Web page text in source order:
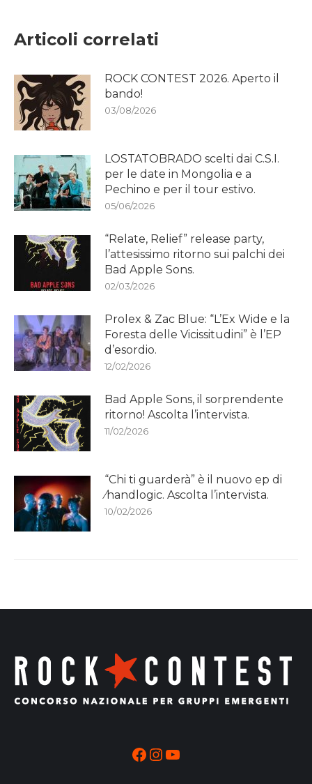
Articoli correlati
ROCK CONTEST 2026. Aperto il
bando!
03/08/2026
LOSTATOBRADO scelti dai C.S.I.
per le date in Mongolia e a
Pechino e per il tour estivo.
05/06/2026
“Relate, Relief” release party,
l’attesissimo ritorno sui palchi dei
Bad Apple Sons.
02/03/2026
Prolex & Zac Blue: “L’Ex Wide e la
Foresta delle Vicissitudini” è l’EP
d’esordio.
12/02/2026
Bad Apple Sons, il sorprendente
ritorno! Ascolta l’intervista.
11/02/2026
“Chi ti guarderà” è il nuovo ep di
⁄handlogic. Ascolta l’intervista.
10/02/2026
Facebook InstagramYouTube